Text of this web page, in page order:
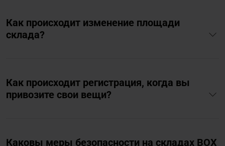
Как происходит изменение площади
склада?
Как происходит регистрация, когда вы
привозите свои вещи?
Каковы меры безопасности на складах BOX